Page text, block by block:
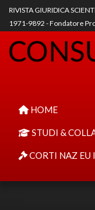
RIVISTA GIURIDICA
1971-9892 - Fondatore
HOME
STUDI &
CORTI NAZ EU